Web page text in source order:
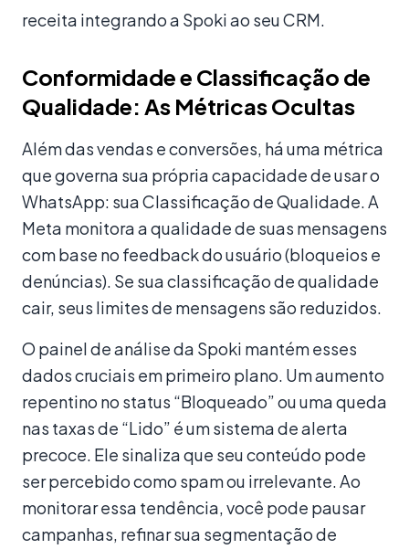
receita integrando a Spoki ao seu CRM.
Conformidade e Classificação de
Qualidade: As Métricas Ocultas
Além das vendas e conversões, há uma métrica
que governa sua própria capacidade de usar o
WhatsApp: sua Classificação de Qualidade. A
Meta monitora a qualidade de suas mensagens
com base no feedback do usuário (bloqueios e
denúncias). Se sua classificação de qualidade
cair, seus limites de mensagens são reduzidos.
O painel de análise da Spoki mantém esses
dados cruciais em primeiro plano. Um aumento
repentino no status “Bloqueado” ou uma queda
nas taxas de “Lido” é um sistema de alerta
precoce. Ele sinaliza que seu conteúdo pode
ser percebido como spam ou irrelevante. Ao
monitorar essa tendência, você pode pausar
campanhas, refinar sua segmentação de